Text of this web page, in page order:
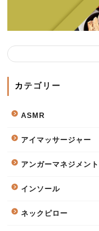
カテゴリー
ASMR
アイマッサージャー
アンガーマネジメント
インソール
ネックピロー